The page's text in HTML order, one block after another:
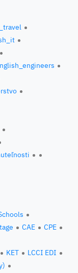
CAE
CPE
KET
LCCI EDI